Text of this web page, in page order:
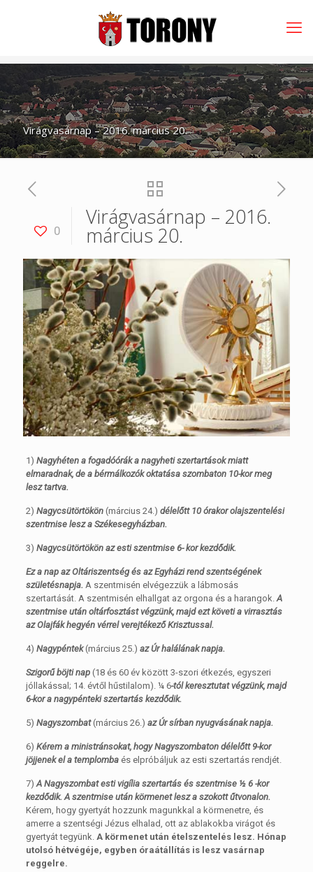
Virágvasárnap – 2016. március 20.
0
Virágvasárnap – 2016.
március 20.
1) Nagyhéten a fogadóórák a nagyheti szertartások miatt
elmaradnak, de a bérmálkozók oktatása szombaton 10-kor meg
lesz tartva.
2) Nagycsütörtökön(március 24.) délelőtt 10 órakor olajszentelési
szentmise lesz a Székesegyházban.
3) Nagycsütörtökön az esti szentmise 6- kor kezdődik.
Ez a nap az Oltáriszentség és az Egyházi rend szentségének
születésnapja. A szentmisén elvégezzük a lábmosás
szertartását. A szentmisén elhallgat az orgona és a harangok. A
szentmise után oltárfosztást végzünk, majd ezt követi a virrasztás
az Olajfák hegyén vérrel verejtékező Krisztussal.
4) Nagypéntek(március 25.) az Úr halálának napja.
Szigorű böjti nap(18 és 60 év között 3-szori étkezés, egyszeri
jóllakással; 14. évtől hűstilalom). ¼ 6-tól keresztutat végzünk, majd
6-kor a nagypénteki szertartás kezdődik.
5) Nagyszombat(március 26.) az Úr sírban nyugvásának napja.
6) Kérem a ministránsokat, hogy Nagyszombaton délelőtt 9-kor
jöjjenek el a templombaés elpróbáljuk az esti szertartás rendjét.
7) A Nagyszombat esti vigília szertartás és szentmise ½ 6 -kor
kezdődik. A szentmise után körmenet lesz a szokott űtvonalon.
Kérem, hogy gyertyát hozzunk magunkkal a körmenetre, és
amerre a szentségi Jézus elhalad, ott az ablakokba virágot és
gyertyát tegyünk. A körmenet után ételszentelés lesz. Hónap
utolsó hétvégéje, egyben óraátállítás is lesz vasárnap
reggelre.